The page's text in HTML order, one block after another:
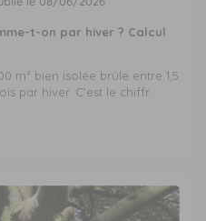
t-on par hiver ? Calcul
m² bien isolée brûle entre 1,5
par hiver. C'est le chiffr...